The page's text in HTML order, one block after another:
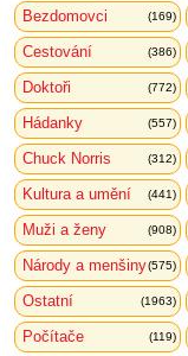
Bezdomovci (169)
Cestování (386)
Doktoři (772)
Hádanky (557)
Chuck Norris (312)
Kultura a umění (441)
Muži a ženy (908)
Národy a menšiny(575)
Ostatní (1963)
Počítače (119)